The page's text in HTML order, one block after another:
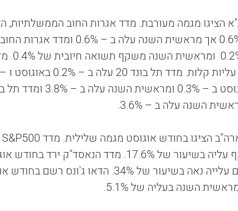
הציגו מגמה מעורבת. מדד אגרות החוב הממשלתיות,
אוגוסט בשיעור של 0.6% אך
בחודש
השנה בעליה של 5.1%.